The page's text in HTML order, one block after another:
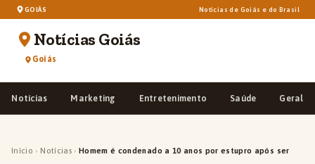
GOIÁS Notícias de Goiás e do Brasil
Notícias Goiás
Goiás
Notícias Marketing Entretenimento Saúde Geral
Início › Notícias › Homem é condenado a 10 anos por estupro após ser